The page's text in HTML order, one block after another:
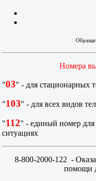
Номера
"03" - для стационарных
"103" - для всех видов
"112" - единый номер
ситуациях
8-800-2000-122 -
помощи